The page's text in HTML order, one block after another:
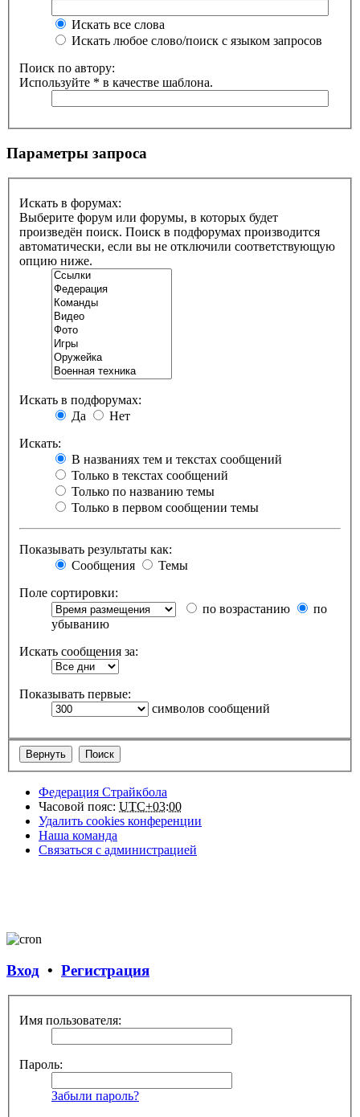
Искать все слова
Искать любое слово/поиск с языком запросов
Поиск по автору:
Используйте * в качестве шаблона.
Параметры запроса
Искать в форумах:
Выберите форум или форумы, в которых будет
произведён поиск. Поиск в подфорумах производится
автоматически, если вы не отключили соответствующую
опцию ниже.
Искать в подфорумах:
Да
Нет
Искать:
В названиях тем и текстах сообщений
Только в текстах сообщений
Только по названию темы
Только в первом сообщении темы
Показывать результаты как:
Сообщения
Темы
Поле сортировки:
по возрастанию
по
убыванию
Искать сообщения за:
Показывать первые:
символов сообщений
Федерация Страйкбола
Часовой пояс: UTC+03:00
Удалить cookies конференции
Наша команда
Связаться с администрацией
Вход • Регистрация
Имя пользователя:
Пароль:
Забыли пароль?